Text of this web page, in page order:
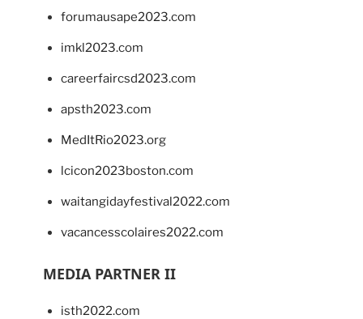
forumausape2023.com
imkl2023.com
careerfaircsd2023.com
apsth2023.com
MedItRio2023.org
lcicon2023boston.com
waitangidayfestival2022.com
vacancesscolaires2022.com
MEDIA PARTNER II
isth2022.com